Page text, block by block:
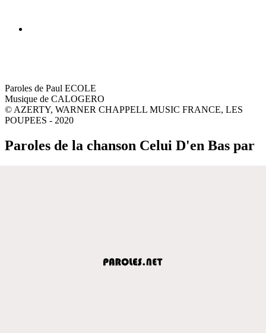
Paroles de Paul ECOLE
Musique de CALOGERO
© AZERTY, WARNER CHAPPELL MUSIC FRANCE, LES
POUPEES - 2020
Paroles de la chanson Celui D'en Bas par